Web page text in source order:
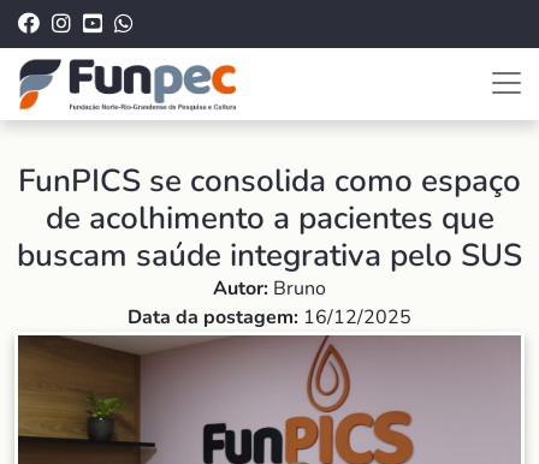
FunPICS se consolida como espaço
de acolhimento a pacientes que
buscam saúde integrativa pelo SUS
Autor: Bruno
Data da postagem: 16/12/2025